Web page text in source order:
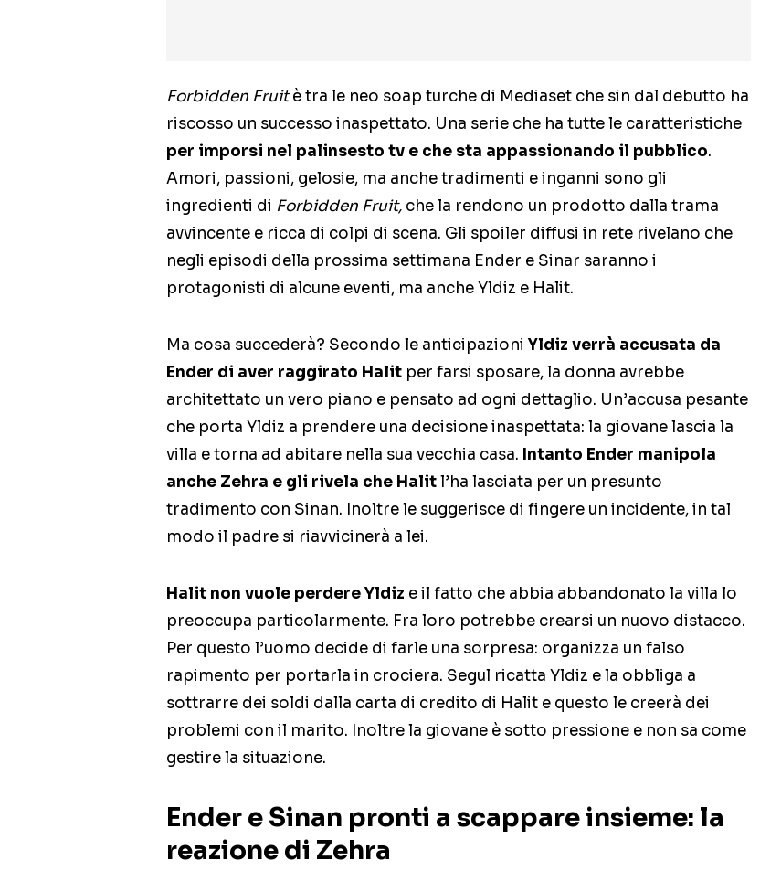
Forbidden Fruitè tra le neo soap turche di Mediaset che sin dal debutto ha
riscosso un successo inaspettato. Una serie che ha tutte le caratteristiche
per imporsi nel palinsesto tv e che sta appassionando il pubblico.
Amori, passioni, gelosie, ma anche tradimenti e inganni sono gli
ingredienti di Forbidden Fruit, che la rendono un prodotto dalla trama
avvincente e ricca di colpi di scena. Gli spoiler diffusi in rete rivelano che
negli episodi della prossima settimana Ender e Sinar saranno i
protagonisti di alcune eventi, ma anche Yldiz e Halit.
Ma cosa succederà? Secondo le anticipazioni Yldiz verrà accusata da
Ender di aver raggirato Halit per farsi sposare, la donna avrebbe
architettato un vero piano e pensato ad ogni dettaglio. Un’accusa pesante
che porta Yldiz a prendere una decisione inaspettata: la giovane lascia la
villa e torna ad abitare nella sua vecchia casa. Intanto Ender manipola
anche Zehra e gli rivela che Halitl’ha lasciata per un presunto
tradimento con Sinan. Inoltre le suggerisce di fingere un incidente, in tal
modo il padre si riavvicinerà a lei.
Halit non vuole perdere Yldiz e il fatto che abbia abbandonato la villa lo
preoccupa particolarmente. Fra loro potrebbe crearsi un nuovo distacco.
Per questo l’uomo decide di farle una sorpresa: organizza un falso
rapimento per portarla in crociera. Segul ricatta Yldiz e la obbliga a
sottrarre dei soldi dalla carta di credito di Halit e questo le creerà dei
problemi con il marito. Inoltre la giovane è sotto pressione e non sa come
gestire la situazione.
Ender e Sinan pronti a scappare insieme: la
reazione di Zehra